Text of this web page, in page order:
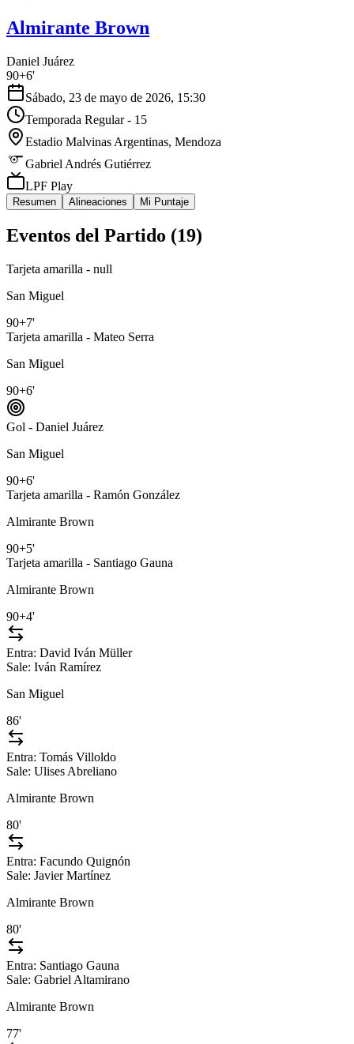
Almirante Brown
Daniel Juárez
90+6'
Sábado, 23 de mayo de 2026, 15:30
Temporada Regular - 15
Estadio Malvinas Argentinas, Mendoza
Gabriel Andrés Gutiérrez
LPF Play
Resumen Alineaciones Mi Puntaje
Eventos del Partido (19)
Tarjeta amarilla - null
San Miguel
90+7'
Tarjeta amarilla - Mateo Serra
San Miguel
90+6'
Gol - Daniel Juárez
San Miguel
90+6'
Tarjeta amarilla - Ramón González
Almirante Brown
90+5'
Tarjeta amarilla - Santiago Gauna
Almirante Brown
90+4'
Entra: David Iván Müller
Sale: Iván Ramírez
San Miguel
86'
Entra: Tomás Villoldo
Sale: Ulises Abreliano
Almirante Brown
80'
Entra: Facundo Quignón
Sale: Javier Martínez
Almirante Brown
80'
Entra: Santiago Gauna
Sale: Gabriel Altamirano
Almirante Brown
77'